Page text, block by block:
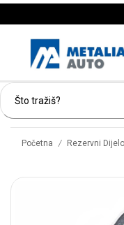
Početna / Rezervni